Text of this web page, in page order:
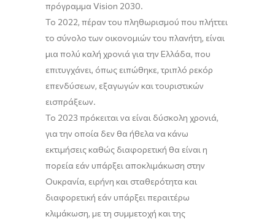
πρόγραμμα Vision 2030.
Το 2022, πέραν του πληθωρισμού που πλήττει
το σύνολο των οικονομιών του πλανήτη, είναι
μια πολύ καλή χρονιά για την Ελλάδα, που
επιτυγχάνει, όπως ειπώθηκε, τριπλό ρεκόρ
επενδύσεων, εξαγωγών και τουριστικών
εισπράξεων.
Το 2023 πρόκειται να είναι δύσκολη χρονιά,
για την οποία δεν θα ήθελα να κάνω
εκτιμήσεις καθώς διαφορετική θα είναι η
πορεία εάν υπάρξει αποκλιμάκωση στην
Ουκρανία, ειρήνη και σταθερότητα και
διαφορετική εάν υπάρξει περαιτέρω
κλιμάκωση, με τη συμμετοχή και της